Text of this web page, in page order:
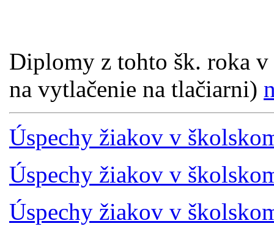
Diplomy z tohto šk. roka
na vytlačenie na tlačiarni)
Úspechy žiakov v
Úspechy žiakov v
Úspechy žiakov v